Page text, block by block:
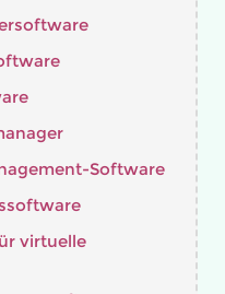
Software
virtuelle